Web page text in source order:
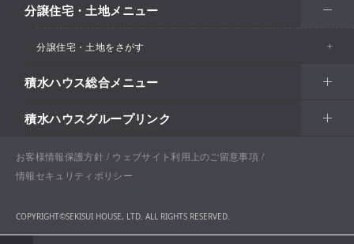
分譲住宅・土地メニュー
分譲住宅・土地をさがす
エリアからさがす
北海道・東北
北海道
岩手
関東甲信越
関西
市区町村からさがす
沿線・駅からさがす
地図からさがす​
積水ハウス総合メニュー
住まい
戸建住宅
分譲マンション（グランドメゾン）
土地活用
積水ハウスグループリンク
積水ハウスサポートプラス
積水ハウスリフォーム
お客様情報保護方針
ウェブサイト利用上のご留意事項
情報セキュリティポリシー
COPYRIGHT©SEKISUI HOUSE, LTD. ALL RIGHTS RESERVED.